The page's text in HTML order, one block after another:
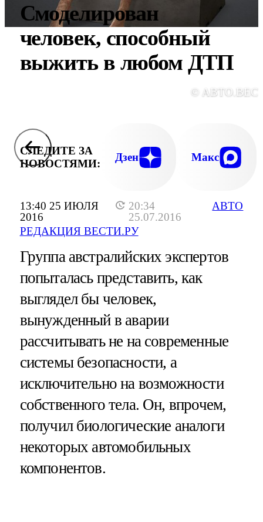
13:40 25 ИЮЛЯ
2016
20:34
25.07.2016
РЕДАКЦИЯ ВЕСТИ.РУ
АВТО
Смоделирован
человек, способный
выжить в любом ДТП
©
СЛЕДИТЕ ЗА
НОВОСТЯМИ:
Дзен Макс
Группа австралийских экспертов
попыталась представить, как
выглядел бы человек,
вынужденный в аварии
рассчитывать не на современные
системы безопасности, а
исключительно на возможности
собственного тела. Он, впрочем,
получил биологические аналоги
некоторых автомобильных
компонентов.